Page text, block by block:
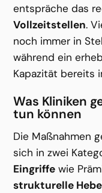
entspräche das
Vollzeitstellen.
noch immer in
während ein
Kapazität bereits
Was Kliniken
tun können
Die Maßnahmen
sich in zwei
Eingriffe
strukturelle